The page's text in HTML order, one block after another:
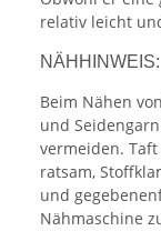
relativ leicht
NÄHHINWEIS:
Beim Nähen
und
vermeiden.
ratsam,
und
Nähmaschine